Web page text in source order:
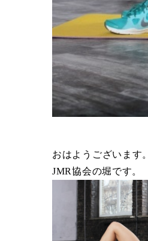
おはようございます。
JMR協会の堀です。